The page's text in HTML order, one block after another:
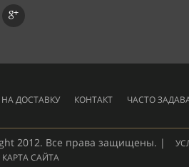
ДОСТАВКУ КОНТАКТ ЧАСТО
2012. Все права защищены. |
КАРТА САЙТА